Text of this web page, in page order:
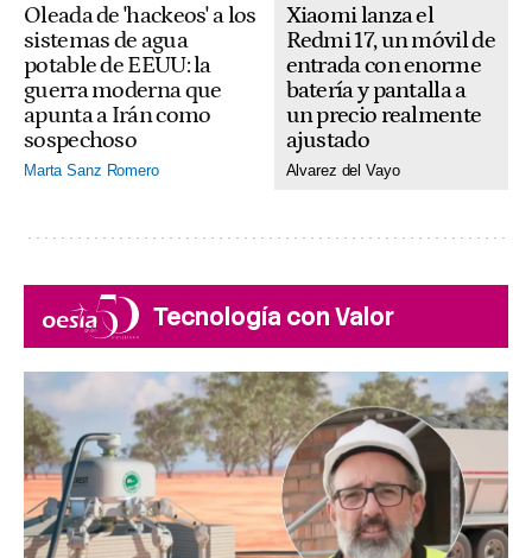
Oleada de 'hackeos' a los
sistemas de agua
potable de EEUU: la
guerra moderna que
apunta a Irán como
sospechoso
Marta Sanz Romero
Xiaomi lanza el
Redmi 17, un móvil de
entrada con enorme
batería y pantalla a
un precio realmente
ajustado
Alvarez del Vayo
Tecnología con Valor